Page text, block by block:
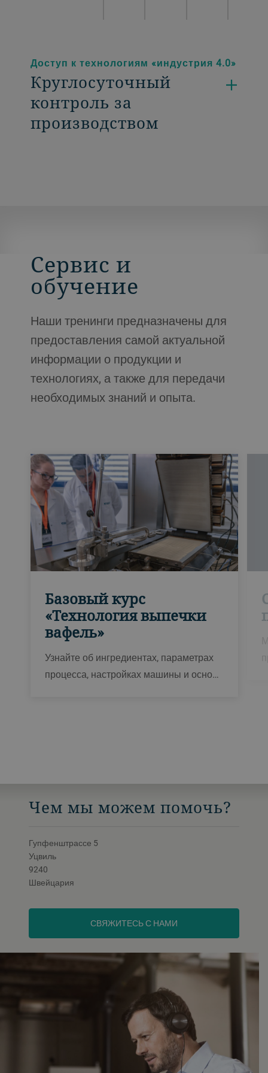
Доступ к технологиям «индустрия 4.0»
Круглосуточный
контроль за
производством
Сервис и
обучение
Наши тренинги предназначены для
предоставления самой актуальной
информации о продукции и
технологиях, а также для передачи
необходимых знаний и опыта.
Базовый курс
«Технология выпечки
вафель»
Узнайте об ингредиентах, параметрах
процесса, настройках машины и осно…
Чем мы можем помочь?
Гупфенштрассе 5
Уцвиль
9240
Швейцария
СВЯЖИТЕСЬ С НАМИ